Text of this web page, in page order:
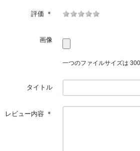
評価 ＊
画像
一つのファイルサイズは
タイトル
レビュー内容 ＊